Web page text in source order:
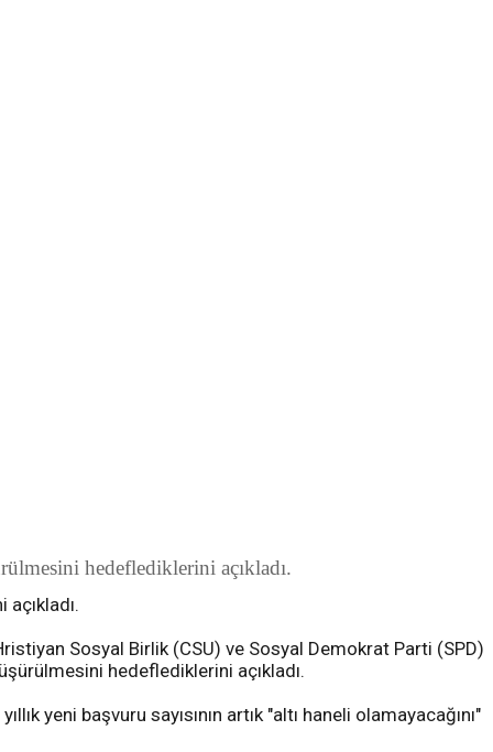
hedeflediklerini açıkladı.
Sosyal Birlik (CSU) ve Sosyal Demokrat Parti (SPD)
hedeflediklerini açıkladı.
yeni başvuru sayısının artık "altı haneli olamayacağını"